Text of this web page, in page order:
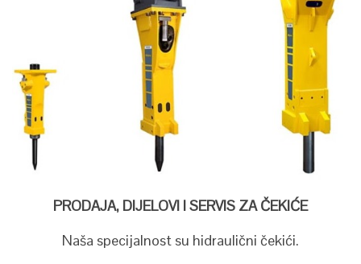
PRODAJA, DIJELOVI I SERVIS ZA ČEKIĆE
Naša specijalnost su hidraulični čekići.